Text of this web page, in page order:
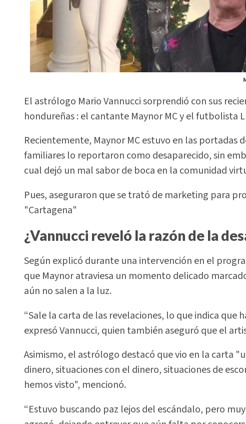
El astrólogo Mario Vannucci sorprendió con sus
hondureñas : el cantante Maynor MC y el futbolista
Recientemente, Maynor MC estuvo en las portadas
familiares lo reportaron como desaparecido, sin
cual dejó un mal sabor de boca en la comunidad
Pues, aseguraron que se trató de marketing para
"Cartagena"
¿Vannucci reveló la razón de la
Según explicó durante una intervención en el
que Maynor atraviesa un momento delicado
aún no salen a la luz.
“Sale la carta de las revelaciones, lo que indica que
expresó Vannucci, quien también aseguró que el
Asimismo, el astrólogo destacó que vio en la carta
dinero, situaciones con el dinero, situaciones de
hemos visto", mencionó.
“Estuvo buscando paz lejos del escándalo, pero